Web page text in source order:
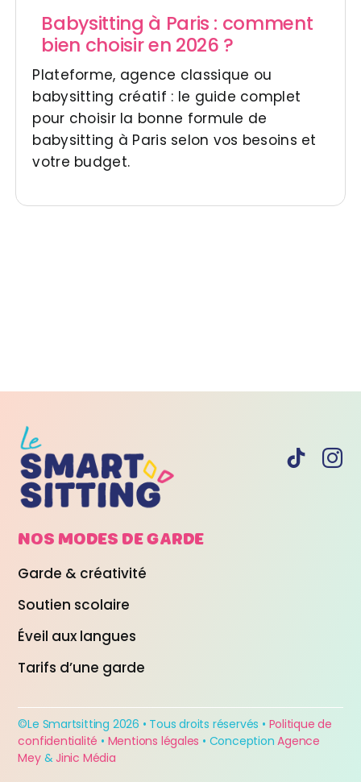
Babysitting à Paris : comment
bien choisir en 2026 ?
Plateforme, agence classique ou
babysitting créatif : le guide complet
pour choisir la bonne formule de
babysitting à Paris selon vos besoins et
votre budget.
NOS MODES DEGARDE
Garde & créativité
Soutien scolaire
Éveil aux langues
Tarifs d’une garde
©Le Smartsitting 2026 • Tous droits réservés • Politique de
confidentialité • Mentions légales • ConceptionAgence
Mey& Jinic Média